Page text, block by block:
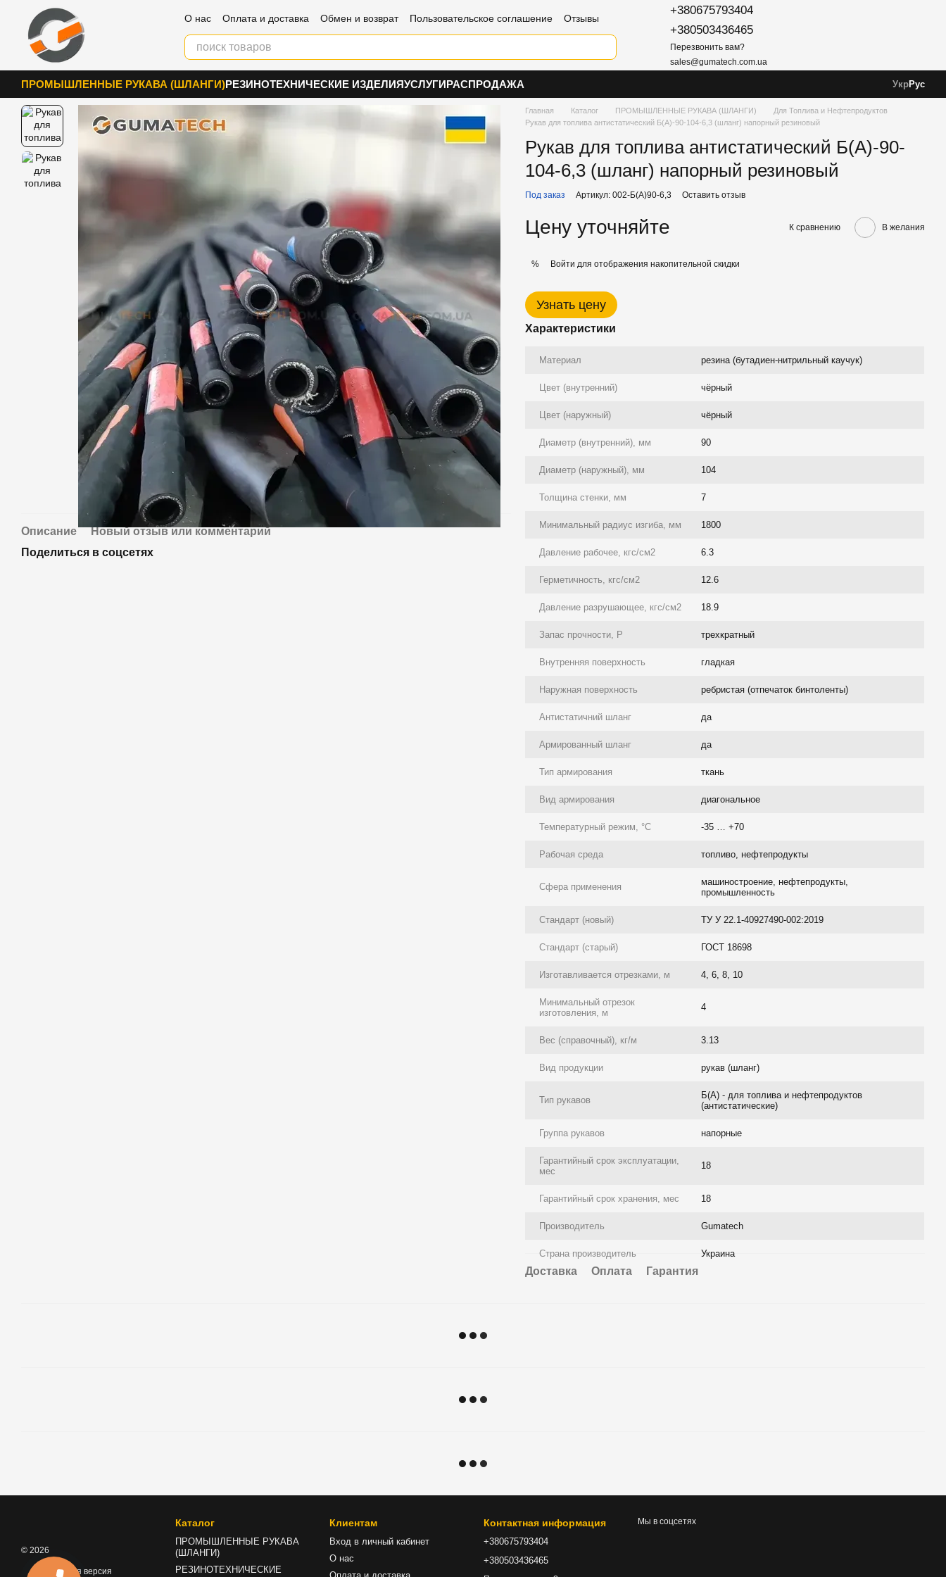
Перейти к основному контенту
О нас Оплата и доставка Обмен и возврат Пользовательское соглашение
Отзывы
Блог
Контакты
+380675793404
+380503436465
Перезвонить вам?
sales@gumatech.com.ua
ПРОМЫШЛЕННЫЕ РУКАВА (ШЛАНГИ)РЕЗИНОТЕХНИЧЕСКИЕ ИЗДЕЛИЯУСЛУГИРАСПРОДАЖА УкрРус
Описание
Новый отзыв или комментарий
Поделиться в соцсетях
Главная Каталог ПРОМЫШЛЕННЫЕ РУКАВА (ШЛАНГИ)
Для Топлива и Нефтепродуктов
Рукав для топлива антистатический Б(А)-90-104-6,3 (шланг) напорный резиновый
Рукав для топлива антистатический Б(А)-90-
104-6,3 (шланг) напорный резиновый
Под заказ Артикул: 002-Б(А)90-6,3 Оставить отзыв
Цену уточняйте К сравнению В желания
% Войти для отображения накопительной скидки
Узнать цену
Характеристики
Материал резина (бутадиен-нитрильный каучук)
Цвет (внутренний) чёрный
Цвет (наружный) чёрный
Диаметр (внутренний), мм 90
Диаметр (наружный), мм 104
Толщина стенки, мм 7
Минимальный радиус изгиба, мм 1800
Давление рабочее, кгс/см2 6.3
Герметичность, кгс/см2 12.6
Давление разрушающее, кгс/см2 18.9
Запас прочности, P трехкратный
Внутренняя поверхность гладкая
Наружная поверхность ребристая (отпечаток бинтоленты)
Антистатичний шланг да
Армированный шланг да
Тип армирования ткань
Вид армирования диагональное
Температурный режим, °C -35 … +70
Рабочая среда топливо, нефтепродукты
Сфера применения
машиностроение, нефтепродукты,
промышленность
Стандарт (новый) ТУ У 22.1-40927490-002:2019
Стандарт (старый) ГОСТ 18698
Изготавливается отрезками, м 4, 6, 8, 10
Минимальный отрезок
изготовления, м
4
Вес (справочный), кг/м 3.13
Вид продукции рукав (шланг)
Тип рукавов
Б(А) - для топлива и нефтепродуктов
(антистатические)
Группа рукавов напорные
Гарантийный срок эксплуатации,
мес
18
Гарантийный срок хранения, мес 18
Производитель Gumatech
Страна производитель Украина
Доставка Оплата Гарантия
© 2026
Мобильная версия
Каталог
ПРОМЫШЛЕННЫЕ РУКАВА
(ШЛАНГИ)
РЕЗИНОТЕХНИЧЕСКИЕ
Клиентам
Вход в личный кабинет
О нас
Контактная информация
+380675793404
+380503436465
Мы в соцсетях